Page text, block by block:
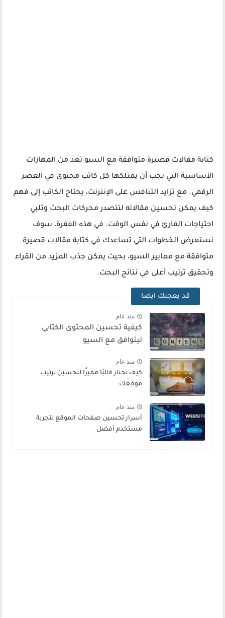
كتابة مقالات قصيرة متوافقة مع السيو تعد من المهارات
الأساسية التي يجب أن يمتلكها كل كاتب محتوى في العصر
الرقمي. مع تزايد التنافس على الإنترنت، يحتاج الكاتب إلى فهم
كيف يمكن تحسين مقالاته لتتصدر محركات البحث وتلبي
احتياجات القارئ في نفس الوقت. في هذه الفقرة، سوف
نستعرض الخطوات التي تساعدك في كتابة مقالات قصيرة
متوافقة مع معايير السيو، بحيث يمكن جذب المزيد من القراء
وتحقيق ترتيب أعلى في نتائج البحث.
قد يعجبك ايضا
منذ عام
كيفية تحسين المحتوى الكتابي
ليتوافق مع السيو
منذ عام
كيف تختار قالبًا مميزًا لتحسين ترتيب
موقعك
منذ عام
أسرار تحسين صفحات الموقع لتجربة
مستخدم أفضل